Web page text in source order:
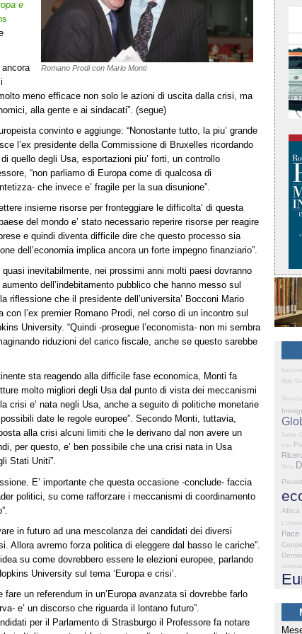
Romano Prodi con Mario Monti
e
meno efficace non solo le azioni di uscita dalla crisi, ma
alla gente e ai sindacati”. (segue)
convinto e aggiunge: “Nonostante tutto, la piu’ grande
l’ex presidente della Commissione di Bruxelles ricordando
quello degli Usa, esportazioni piu’ forti, un controllo
“non parliamo di Europa come di qualcosa di
che invece e’ fragile per la sua disunione”.
insieme risorse per fronteggiare le difficolta’ di questa
del mondo e’ stato necessario reperire risorse per reagire
e quindi diventa difficile dire che questo processo sia
dell’economia implica ancora un forte impegno finanziario”.
quasi inevitabilmente, nei prossimi anni molti paesi dovranno
dell’indebitamento pubblico che hanno messo sul
riflessione che il presidente dell’universita’ Bocconi Mario
l’ex premier Romano Prodi, nel corso di un incontro sul
University. “Quindi -prosegue l’economista- non mi sembra
riduzioni del carico fiscale, anche se questo sarebbe
sta reagendo alla difficile fase economica, Monti fa
molto migliori degli Usa dal punto di vista dei meccanismi
crisi e’ nata negli Usa, anche a seguito di politiche monetarie
date le regole europee”. Secondo Monti, tuttavia,
alla crisi alcuni limiti che le derivano dal non avere un
per questo, e’ ben possibile che una crisi nata in Usa
Stati Uniti”.
E’ importante che questa occasione -conclude- faccia
politici, su come rafforzare i meccanismi di coordinamento
in futuro ad una mescolanza dei candidati dei diversi
Allora avremo forza politica di eleggere dal basso le cariche”.
su come dovrebbero essere le elezioni europee, parlando
University sul tema ‘Europa e crisi’.
un referendum in un’Europa avanzata si dovrebbe farlo
e’ un discorso che riguarda il lontano futuro”.
per il Parlamento di Strasburgo il Professore fa notare
Mali
Salute
Iran
Siria
Africa
L'Unione
Pace